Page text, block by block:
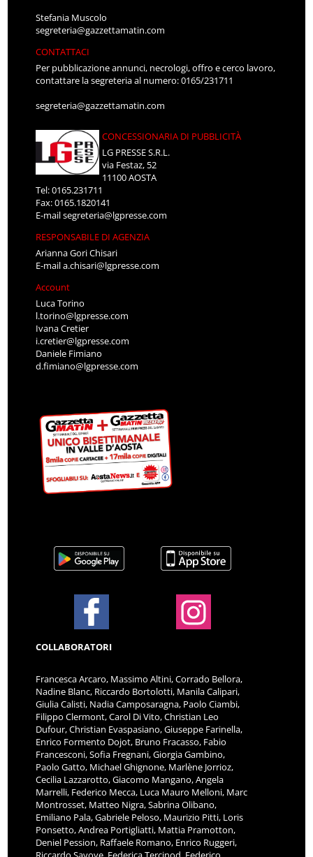
Stefania Muscolo
segreteria@gazzettamatin.com
CONTATTACI
Per pubblicazione annunci, necrologi, offro e cerco lavoro,
contattare la segreteria al numero: 0165/231711
segreteria@gazzettamatin.com
CONCESSIONARIA DI PUBBLICITÀ
LG PRESSE S.R.L.
via Festaz, 52
11100 AOSTA
Tel: 0165.231711
Fax: 0165.1820141
E-mailsegreteria@lgpresse.com
RESPONSABILE DI AGENZIA
Arianna Gori Chisari
E-maila.chisari@lgpresse.com
Account
Luca Torino
l.torino@lgpresse.com
Ivana Cretier
i.cretier@lgpresse.com
Daniele Fimiano
d.fimiano@lgpresse.com
COLLABORATORI
Francesca Arcaro, Massimo Altini, Corrado Bellora,
Nadine Blanc, Riccardo Bortolotti, Manila Calipari,
Giulia Calisti, Nadia Camposaragna, Paolo Ciambi,
Filippo Clermont, Carol Di Vito, Christian Leo
Dufour, Christian Evaspasiano, Giuseppe Farinella,
Enrico Formento Dojot, Bruno Fracasso, Fabio
Francesconi, Sofia Fregnani, Giorgia Gambino,
Paolo Gatto, Michael Ghignone, Marlène Jorrioz,
Cecilia Lazzarotto, Giacomo Mangano, Angela
Marrelli, Federico Mecca, Luca Mauro Melloni, Marc
Montrosset, Matteo Nigra, Sabrina Olibano,
Emiliano Pala, Gabriele Peloso, Maurizio Pitti, Loris
Ponsetto, Andrea Portigliatti, Mattia Pramotton,
Deniel Pession, Raffaele Romano, Enrico Ruggeri,